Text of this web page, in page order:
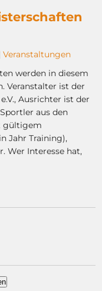
Veranstaltungen
werden in diesem
Veranstalter ist der
Ausrichter ist der
aus den
gültigem
Jahr Training),
Wer Interesse hat,